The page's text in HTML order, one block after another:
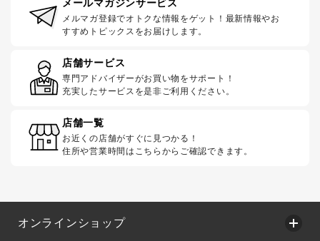
メールマガジンサービス
メルマガ登録でオトクな情報をゲット！最新情報やお
すすめトピックスをお届けします。
店舗サービス
専門アドバイザーがお買い物をサポート！
充実したサービスを是非ご利用ください。
店舗一覧
お近くの店舗がすぐに見つかる！
住所や営業時間はこちらからご確認できます。
オンラインショップ